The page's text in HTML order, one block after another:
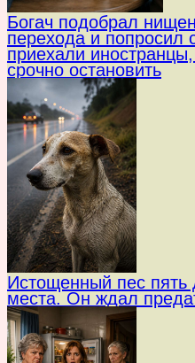
Богач подобрал
перехода и попросил
приехали
срочно остановить
Истощенный пес пять
места. Он ждал